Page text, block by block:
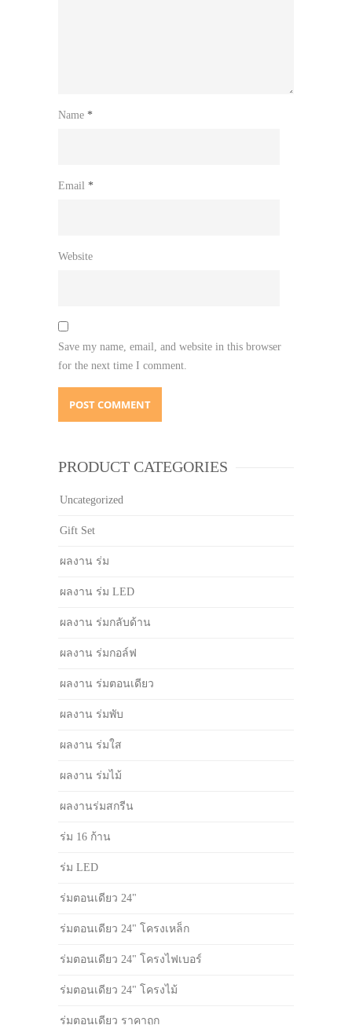
Name *
Email *
Website
Save my name, email, and website in this browser
for the next time I comment.
PRODUCT CATEGORIES
Uncategorized
Gift Set
ผลงาน ร่ม
ผลงาน ร่ม LED
ผลงาน ร่มกลับด้าน
ผลงาน ร่มกอล์ฟ
ผลงาน ร่มตอนเดียว
ผลงาน ร่มพับ
ผลงาน ร่มใส
ผลงาน ร่มไม้
ผลงานร่มสกรีน
ร่ม 16 ก้าน
ร่ม LED
ร่มตอนเดียว 24"
ร่มตอนเดียว 24" โครงเหล็ก
ร่มตอนเดียว 24" โครงไฟเบอร์
ร่มตอนเดียว 24" โครงไม้
ร่มตอนเดียว ราคาถูก